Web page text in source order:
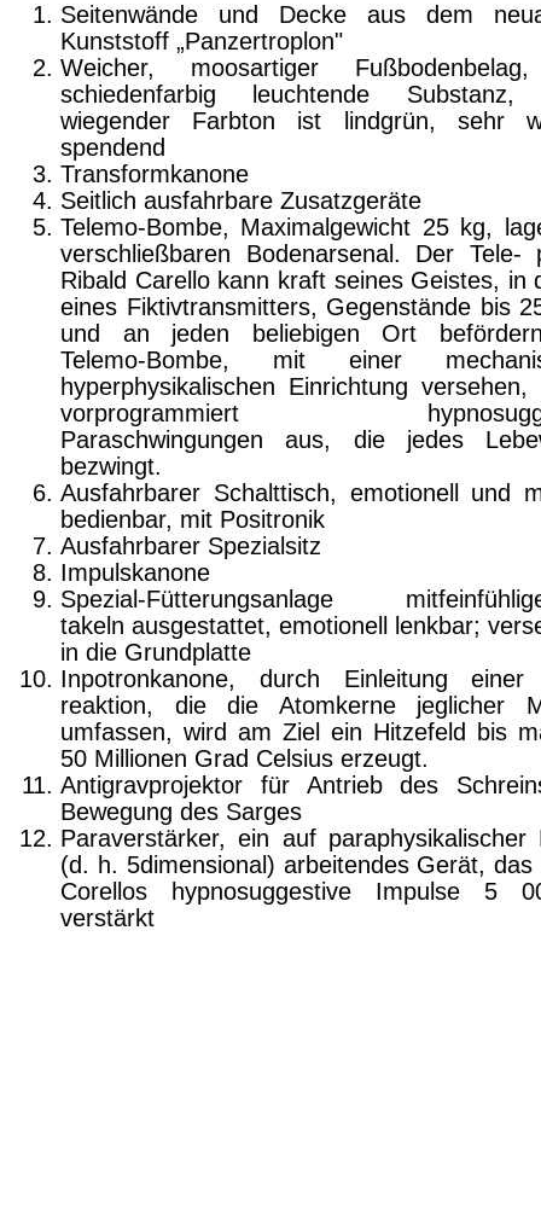
Seitenwände und Decke aus dem
Kunststoff „Panzertroplon"
Weicher, moosartiger
schiedenfarbig leuchtende
wiegender Farbton ist lindgrün, sehr
spendend
Transformkanone
Seitlich ausfahrbare Zusatzgeräte
Telemo-Bombe, Maximalgewicht 25 kg,
verschließbaren Bodenarsenal. Der Tele-
Ribald Carello kann kraft seines Geistes, in
eines Fiktivtransmitters, Gegen­stände bis
und an jeden beliebigen Ort
Telemo-Bombe, mit einer
hyperphysikalischen Einrich­tung versehen,
vorprogrammiert
Paraschwingungen aus, die jedes
bezwingt.
Ausfahrbarer Schalttisch, emotionell und
bedienbar, mit Positronik
Ausfahrbarer Spezialsitz
Impulskanone
Spezial-Fütterungsanlage
takeln ausgestattet, emotionell lenkbar;
in die Grundplatte
Inpotronkanone, durch Einleitung
reaktion, die die Atomkerne jeglicher
umfassen, wird am Ziel ein Hitzefeld bis
50 Millionen Grad Celsius erzeugt.
Antigravprojektor für Antrieb des
Bewegung des Sarges
Paraverstärker, ein auf paraphysikalischer
(d. h. 5dimensional) arbeitendes Gerät, das
Corellos hypnosuggestive Impulse 5
verstärkt